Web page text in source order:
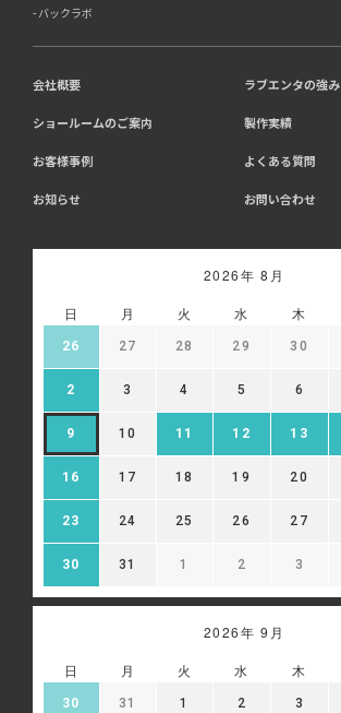
バックラボ
会社概要 ラブエンタの強み
ショールームのご案内 製作実績
お客様事例 よくある質問
お知らせ お問い合わせ
2026年 8月
日 月 火 水 木
26 27 28 29 30
2 3 4 5 6
9 10 11 12 13
16 17 18 19 20
23 24 25 26 27
30 31 1 2 3
2026年 9月
日 月 火 水 木
30 31 1 2 3